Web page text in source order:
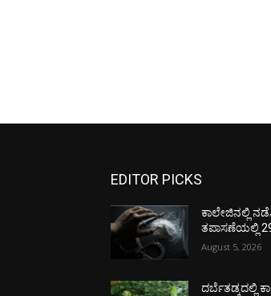
EDITOR PICKS
ಕಾಲೇಜಿನಲ್ಲಿ
ತಪಾಸಣೆಯಲ್ಲಿ
August 5, 2026
ದರ್ಬೆತಡ್ಕದಲ್ಲಿ